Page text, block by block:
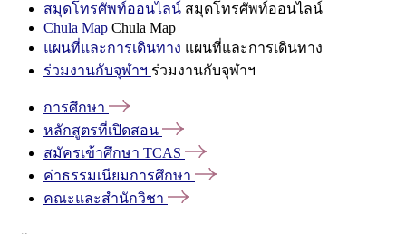
สมุดโทรศัพท์ออนไลน์ สมุดโทรศัพท์ออนไลน์
Chula Map Chula Map
แผนที่และการเดินทาง แผนที่และการเดินทาง
ร่วมงานกับจุฬาฯ ร่วมงานกับจุฬาฯ
การศึกษา
หลักสูตรที่เปิดสอน
สมัครเข้าศึกษา TCAS
ค่าธรรมเนียมการศึกษา
คณะและสำนักวิชา